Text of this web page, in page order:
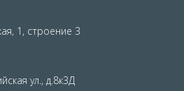
1, строение 3
ул., д.8к3Д